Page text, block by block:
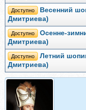
Доступно
Весенний
Дмитриева)
Доступно
Осенне-
Дмитриева)
Доступно
Летний
Дмитриева)